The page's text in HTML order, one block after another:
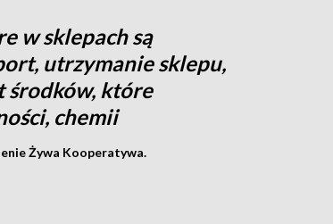
w sklepach są
utrzymanie sklepu,
środków, które
chemii
Żywa Kooperatywa.